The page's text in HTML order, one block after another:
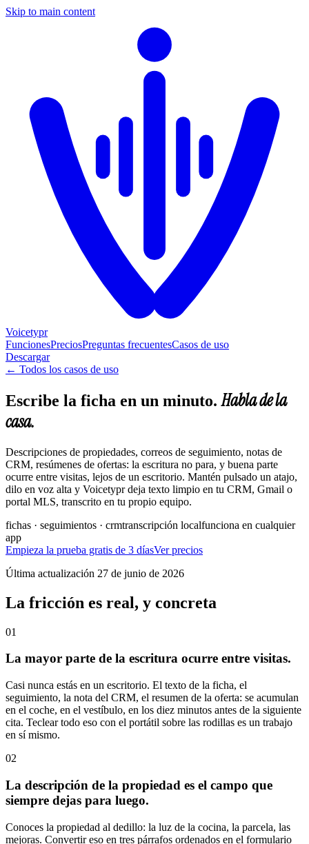
Skip to main content
Voicetypr
FuncionesPreciosPreguntas frecuentesCasos de uso
Descargar
← Todos los casos de uso
Escribe la ficha en un minuto.Habla de la
casa.
Descripciones de propiedades, correos de seguimiento, notas de
CRM, resúmenes de ofertas: la escritura no para, y buena parte
ocurre entre visitas, lejos de un escritorio. Mantén pulsado un atajo,
dilo en voz alta y Voicetypr deja texto limpio en tu CRM, Gmail o
portal MLS, transcrito en tu propio equipo.
fichas · seguimientos · crmtranscripción localfunciona en cualquier
app
Empieza la prueba gratis de 3 díasVer precios
Última actualización 27 de junio de 2026
La fricción es real, y concreta
01
La mayor parte de la escritura ocurre entre visitas.
Casi nunca estás en un escritorio. El texto de la ficha, el
seguimiento, la nota del CRM, el resumen de la oferta: se acumulan
en el coche, en el vestíbulo, en los diez minutos antes de la siguiente
cita. Teclear todo eso con el portátil sobre las rodillas es un trabajo
en sí mismo.
02
La descripción de la propiedad es el campo que
siempre dejas para luego.
Conoces la propiedad al dedillo: la luz de la cocina, la parcela, las
mejoras. Convertir eso en tres párrafos ordenados en el formulario